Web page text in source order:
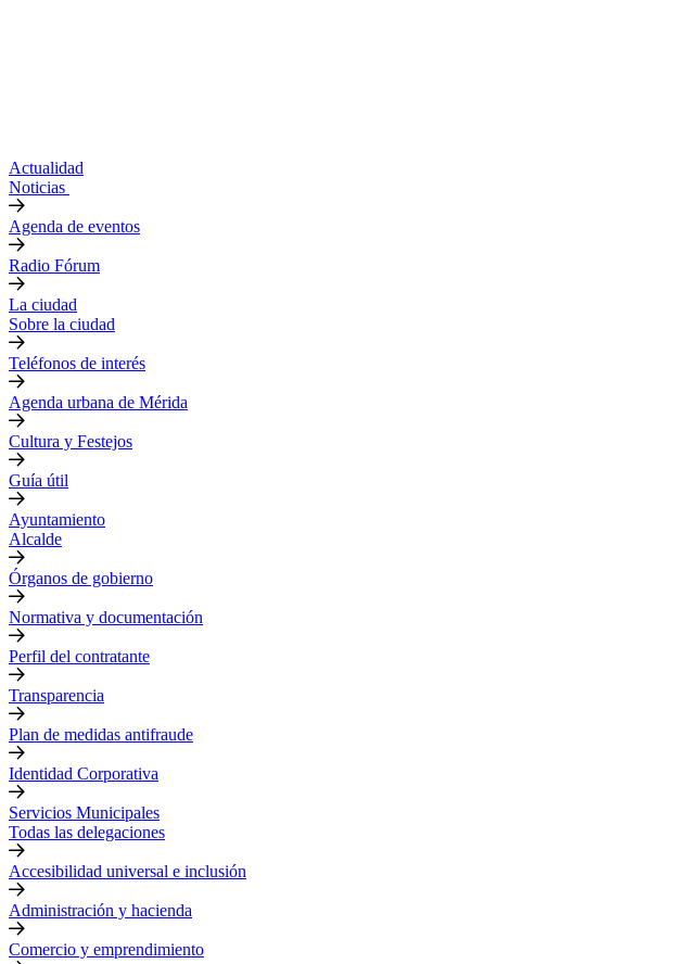
Actualidad
Noticias
Agenda de eventos
Radio Fórum
La ciudad
Sobre la ciudad
Teléfonos de interés
Agenda urbana de Mérida
Cultura y Festejos
Guía útil
Ayuntamiento
Alcalde
Órganos de gobierno
Normativa y documentación
Perfil del contratante
Transparencia
Plan de medidas antifraude
Identidad Corporativa
Servicios Municipales
Todas las delegaciones
Accesibilidad universal e inclusión
Administración y hacienda
Comercio y emprendimiento